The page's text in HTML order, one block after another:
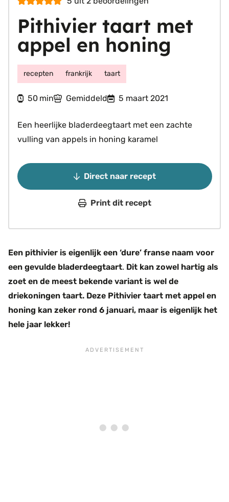
Pithivier taart met
appel en honing
recepten frankrijk taart
50minuten
min Gemiddeld 5 maart 2021
Een heerlijke bladerdeegtaart met een zachte
vulling van appels in honing karamel
Direct naar recept
Print dit recept
Een pithivier is eigenlijk een ‘dure’ franse naam voor
een gevulde bladerdeegtaart. Dit kan zowel hartig als
zoet en de meest bekende variant is wel de
driekoningen taart. Deze Pithivier taart met appel en
honing kan zeker rond 6 januari, maar is eigenlijk het
hele jaar lekker!